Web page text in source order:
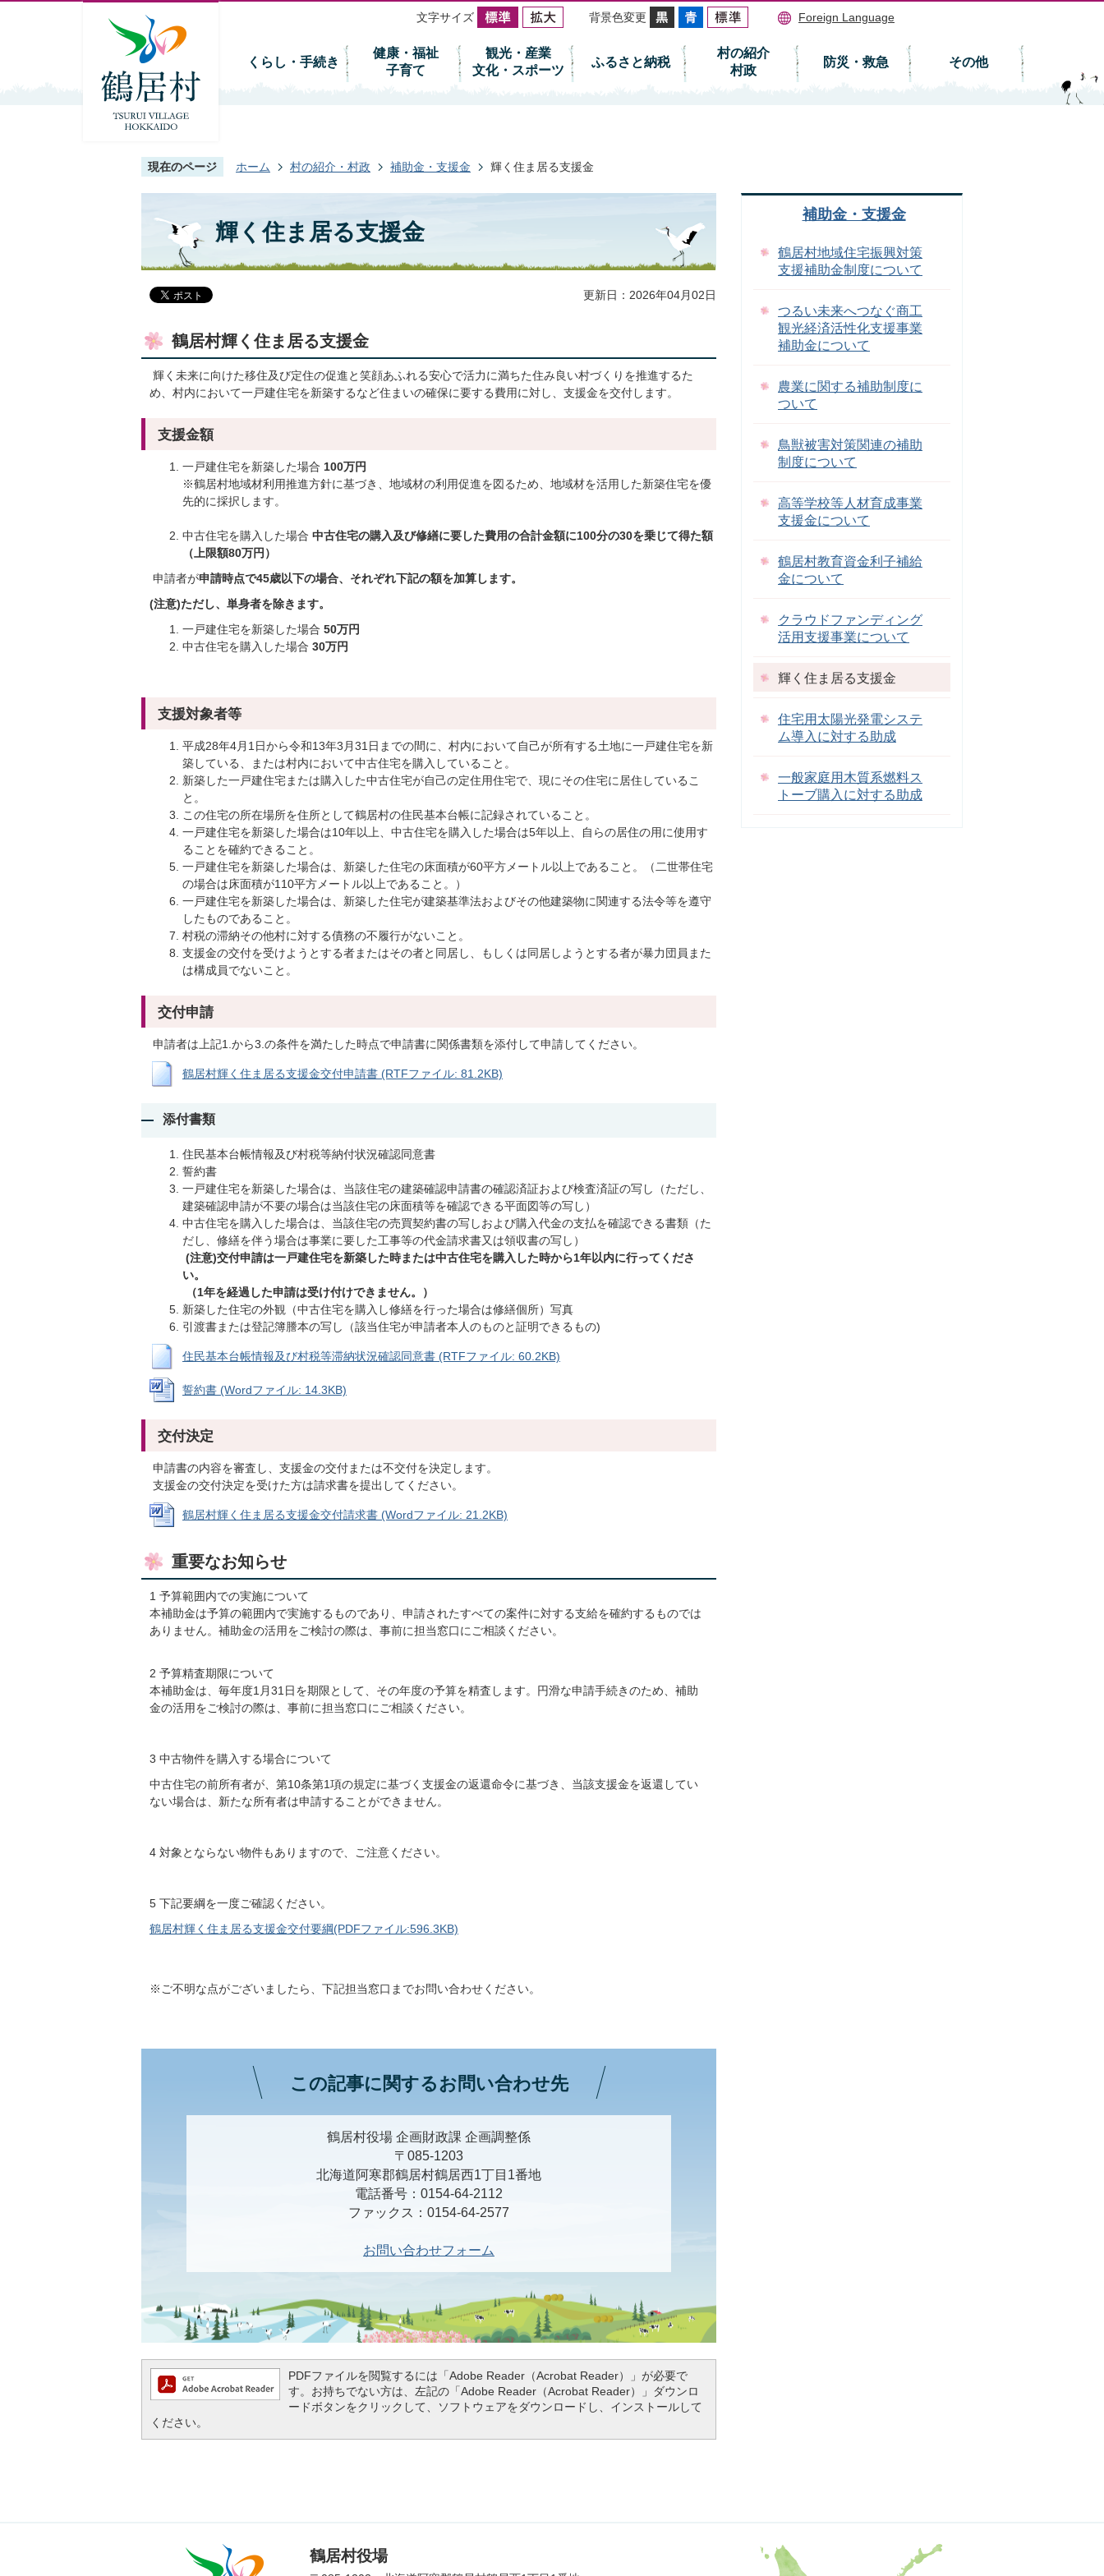
文字サイズ 背景色変更 Foreign Language
くらし・手続き
健康・福祉
子育て
観光・産業
文化・スポーツ
ふるさと納税
村の紹介
村政
防災・救急 その他
現在のページ ホーム 村の紹介・村政 補助金・支援金 輝く住ま居る支援金
輝く住ま居る支援金
更新日：2026年04月02日
鶴居村輝く住ま居る支援金
輝く未来に向けた移住及び定住の促進と笑顔あふれる安心で活力に満ちた住み良い村づくりを推進するた
め、村内において一戸建住宅を新築するなど住まいの確保に要する費用に対し、支援金を交付します。
支援金額
一戸建住宅を新築した場合 100万円
※鶴居村地域材利用推進方針に基づき、地域材の利用促進を図るため、地域材を活用した新築住宅を優
先的に採択します。
中古住宅を購入した場合 中古住宅の購入及び修繕に要した費用の合計金額に100分の30を乗じて得た額
（上限額80万円）
申請者が申請時点で45歳以下の場合、それぞれ下記の額を加算します。
(注意)ただし、単身者を除きます。
一戸建住宅を新築した場合 50万円
中古住宅を購入した場合 30万円
支援対象者等
平成28年4月1日から令和13年3月31日までの間に、村内において自己が所有する土地に一戸建住宅を新
築している、または村内において中古住宅を購入していること。
新築した一戸建住宅または購入した中古住宅が自己の定住用住宅で、現にその住宅に居住しているこ
と。
この住宅の所在場所を住所として鶴居村の住民基本台帳に記録されていること。
一戸建住宅を新築した場合は10年以上、中古住宅を購入した場合は5年以上、自らの居住の用に使用す
ることを確約できること。
一戸建住宅を新築した場合は、新築した住宅の床面積が60平方メートル以上であること。（二世帯住宅
の場合は床面積が110平方メートル以上であること。）
一戸建住宅を新築した場合は、新築した住宅が建築基準法およびその他建築物に関連する法令等を遵守
したものであること。
村税の滞納その他村に対する債務の不履行がないこと。
支援金の交付を受けようとする者またはその者と同居し、もしくは同居しようとする者が暴力団員また
は構成員でないこと。
交付申請
申請者は上記1.から3.の条件を満たした時点で申請書に関係書類を添付して申請してください。
鶴居村輝く住ま居る支援金交付申請書 (RTFファイル: 81.2KB)
添付書類
住民基本台帳情報及び村税等納付状況確認同意書
誓約書
一戸建住宅を新築した場合は、当該住宅の建築確認申請書の確認済証および検査済証の写し（ただし、
建築確認申請が不要の場合は当該住宅の床面積等を確認できる平面図等の写し）
中古住宅を購入した場合は、当該住宅の売買契約書の写しおよび購入代金の支払を確認できる書類（た
だし、修繕を伴う場合は事業に要した工事等の代金請求書又は領収書の写し）
(注意)交付申請は一戸建住宅を新築した時または中古住宅を購入した時から1年以内に行ってくださ
い。
（1年を経過した申請は受け付けできません。）
新築した住宅の外観（中古住宅を購入し修繕を行った場合は修繕個所）写真
引渡書または登記簿謄本の写し（該当住宅が申請者本人のものと証明できるもの)
住民基本台帳情報及び村税等滞納状況確認同意書 (RTFファイル: 60.2KB)
誓約書 (Wordファイル: 14.3KB)
交付決定
申請書の内容を審査し、支援金の交付または不交付を決定します。
支援金の交付決定を受けた方は請求書を提出してください。
鶴居村輝く住ま居る支援金交付請求書 (Wordファイル: 21.2KB)
重要なお知らせ
1 予算範囲内での実施について
本補助金は予算の範囲内で実施するものであり、申請されたすべての案件に対する支給を確約するものでは
ありません。補助金の活用をご検討の際は、事前に担当窓口にご相談ください。
2 予算精査期限について
本補助金は、毎年度1月31日を期限として、その年度の予算を精査します。円滑な申請手続きのため、補助
金の活用をご検討の際は、事前に担当窓口にご相談ください。
3 中古物件を購入する場合について
中古住宅の前所有者が、第10条第1項の規定に基づく支援金の返還命令に基づき、当該支援金を返還してい
ない場合は、新たな所有者は申請することができません。
4 対象とならない物件もありますので、ご注意ください。
5 下記要綱を一度ご確認ください。
鶴居村輝く住ま居る支援金交付要綱(PDFファイル:596.3KB)
※ご不明な点がございましたら、下記担当窓口までお問い合わせください。
この記事に関するお問い合わせ先
鶴居村役場 企画財政課 企画調整係
〒085-1203
北海道阿寒郡鶴居村鶴居西1丁目1番地
電話番号：0154-64-2112
ファックス：0154-64-2577
お問い合わせフォーム
PDFファイルを閲覧するには「Adobe Reader（Acrobat Reader）」が必要で
す。お持ちでない方は、左記の「Adobe Reader（Acrobat Reader）」ダウンロ
ードボタンをクリックして、ソフトウェアをダウンロードし、インストールして
ください。
補助金・支援金
鶴居村地域住宅振興対策
支援補助金制度について
つるい未来へつなぐ商工
観光経済活性化支援事業
補助金について
農業に関する補助制度に
ついて
鳥獣被害対策関連の補助
制度について
高等学校等人材育成事業
支援金について
鶴居村教育資金利子補給
金について
クラウドファンディング
活用支援事業について
輝く住ま居る支援金
住宅用太陽光発電システ
ム導入に対する助成
一般家庭用木質系燃料ス
トーブ購入に対する助成
鶴
鶴居村役場